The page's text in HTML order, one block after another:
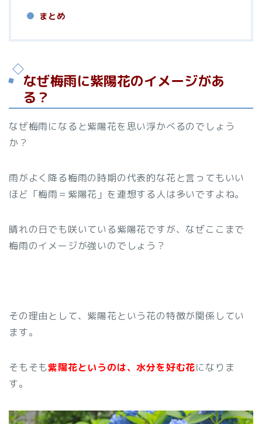
まとめ
なぜ梅雨に紫陽花のイメージがあ
る？
なぜ梅雨になると紫陽花を思い浮かべるのでしょう
か？
雨がよく降る梅雨の時期の代表的な花と言ってもいい
ほど「梅雨＝紫陽花」を連想する人は多いですよね。
晴れの日でも咲いている紫陽花ですが、なぜここまで
梅雨のイメージが強いのでしょう？
その理由として、紫陽花という花の特徴が関係してい
ます。
そもそも紫陽花というのは、水分を好む花になりま
す。